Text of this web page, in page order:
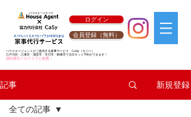
ログイン
会員登録（無料）
ハウスエージェントがご提供する家事サービス CaSy （カジー）
江戸川区・江東区・浦安市・市川市・船橋市で当日ネット予約ができます！
福利厚生リロクラブと提携！
記事 新規登録
全ての記事